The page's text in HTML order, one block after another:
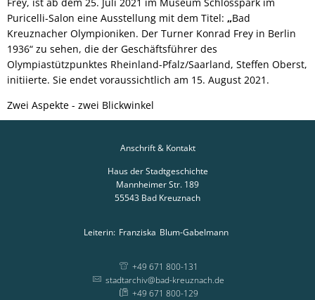
Puricelli-Salon eine Ausstellung mit dem Titel: „Bad
Kreuznacher Olympioniken. Der Turner Konrad Frey in Berlin
1936“ zu sehen, die der Geschäftsführer des
Olympiastützpunktes Rheinland-Pfalz/Saarland, Steffen Oberst,
initiierte. Sie endet voraussichtlich am 15. August 2021.
Zwei Aspekte - zwei Blickwinkel
Anschrift & Kontakt
Haus der Stadtgeschichte
Mannheimer Str. 189
55543 Bad Kreuznach
Leiterin: Franziska Blum-Gabelmann
+49 671 800-131
stadtarchiv@bad-kreuznach.de
+49 671 800-129